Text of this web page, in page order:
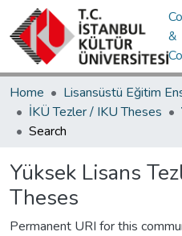
&
Home
İKÜ Tezler / IKU Theses
Search
Yüksek Lisans
Theses
Permanent URI for this